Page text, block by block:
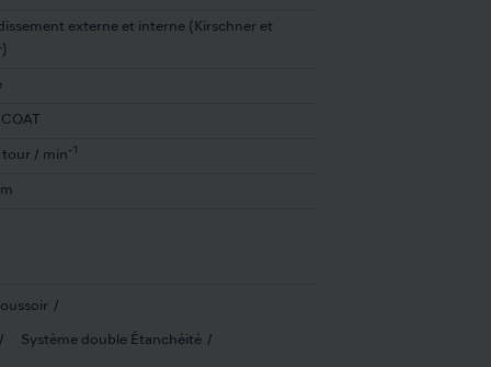
externe et interne (Kirschner et
tour / min -1
Système double Étanchéité